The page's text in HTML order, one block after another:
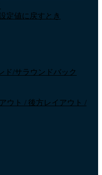
定値に戻すとき
ド/サラウンドバック
ウト / 後方レイアウト /